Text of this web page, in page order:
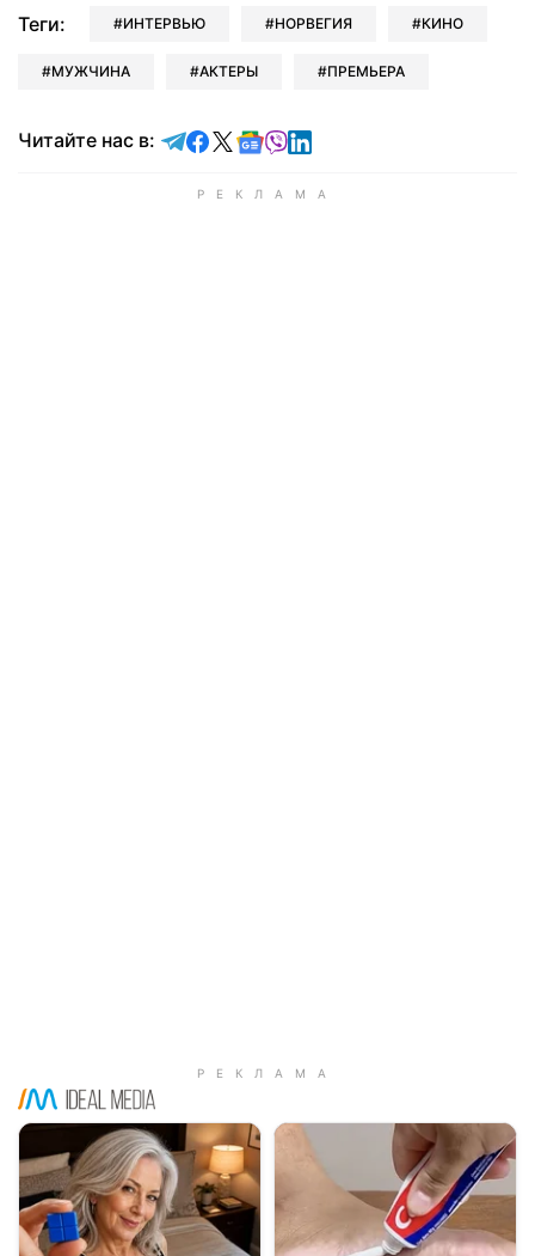
Теги: ИНТЕРВЬЮ НОРВЕГИЯ КИНО
МУЖЧИНА АКТЕРЫ ПРЕМЬЕРА
Читайте нас в: Читайте в Telegram
Читайте в Facebook
Читайте в X
Читайте в Google news
Читайте в Viber
Читайте в LinkedIn